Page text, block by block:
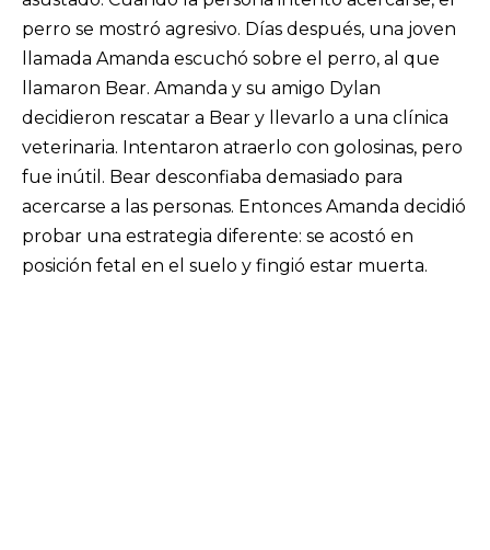
perro se mostró agresivo. Días después, una joven
llamada Amanda escuchó sobre el perro, al que
llamaron Bear. Amanda y su amigo Dylan
decidieron rescatar a Bear y llevarlo a una clínica
veterinaria. Intentaron atraerlo con golosinas, pero
fue inútil. Bear desconfiaba demasiado para
acercarse a las personas. Entonces Amanda decidió
probar una estrategia diferente: se acostó en
posición fetal en el suelo y fingió estar muerta.